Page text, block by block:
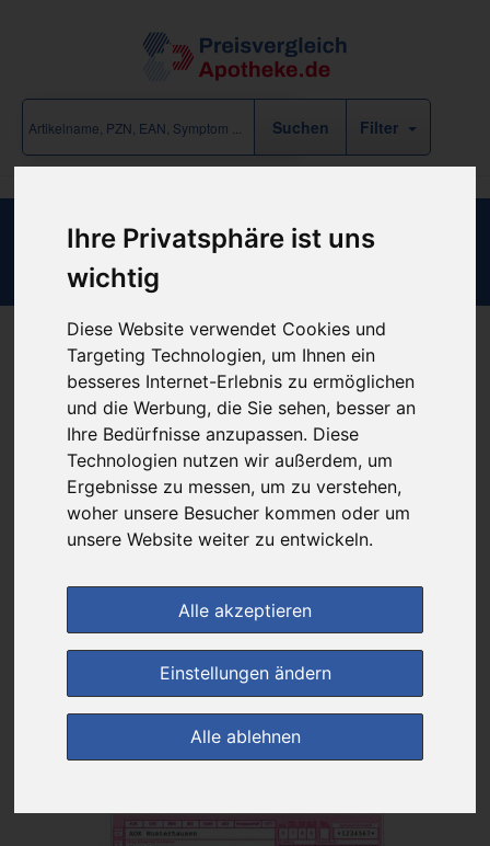
Ihre Privatsphäre ist uns
wichtig
Diese Website verwendet Cookies und
Targeting Technologien, um Ihnen ein
besseres Internet-Erlebnis zu ermöglichen
und die Werbung, die Sie sehen, besser an
Ihre Bedürfnisse anzupassen. Diese
Technologien nutzen wir außerdem, um
Ergebnisse zu messen, um zu verstehen,
woher unsere Besucher kommen oder um
unsere Website weiter zu entwickeln.
Alle akzeptieren
Einstellungen ändern
Alle ablehnen
Filter
PENDYSIN 1.2 MEGA
Produkt empfehlen
Kein Preis bekannt
Das gewünschte Produkt ist derzeit bei keinem unserer Partner
erhältlich.
zur Startseite
Preisalarm